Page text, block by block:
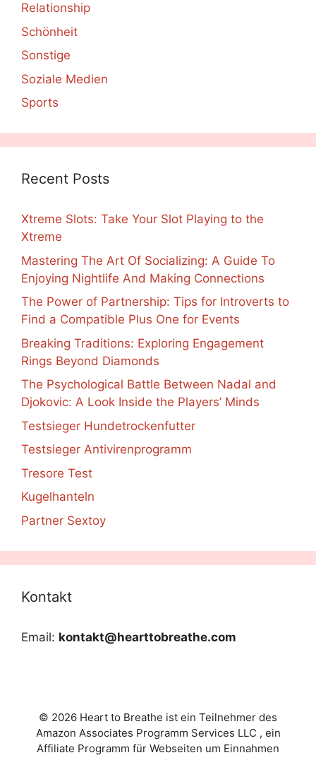
Relationship
Schönheit
Sonstige
Soziale Medien
Sports
Recent Posts
Xtreme Slots: Take Your Slot Playing to the
Xtreme
Mastering The Art Of Socializing: A Guide To
Enjoying Nightlife And Making Connections
The Power of Partnership: Tips for Introverts to
Find a Compatible Plus One for Events
Breaking Traditions: Exploring Engagement
Rings Beyond Diamonds
The Psychological Battle Between Nadal and
Djokovic: A Look Inside the Players’ Minds
Testsieger Hundetrockenfutter
Testsieger Antivirenprogramm
Tresore Test
Kugelhanteln
Partner Sextoy
Kontakt
Email: kontakt@hearttobreathe.com
© 2026 Heart to Breathe ist ein Teilnehmer des
Amazon Associates Programm Services LLC , ein
Affiliate Programm für Webseiten um Einnahmen